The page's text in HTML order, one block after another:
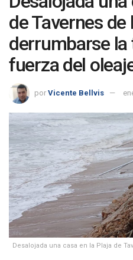
de Tavernes
derrumbarse la
fuerza del
por Vicente Bellvis
Desalojada una casa en la Plaja de